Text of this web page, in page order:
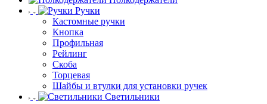
Ручки
Кастомные ручки
Кнопка
Профильная
Рейлинг
Скоба
Торцевая
Шайбы и втулки для установки ручек
Светильники